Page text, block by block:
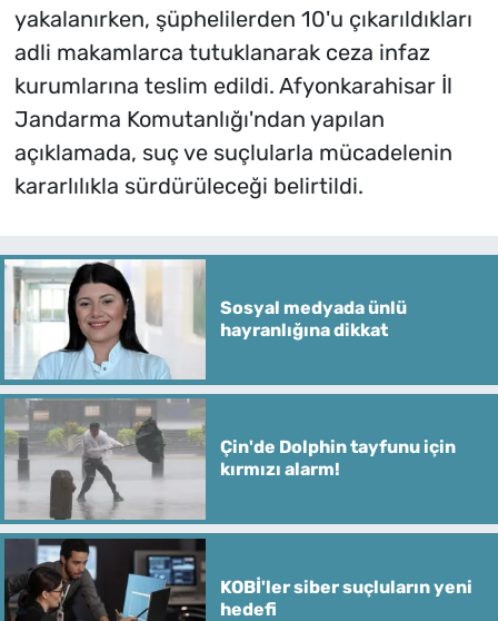
yakalanırken, şüphelilerden 10'u çıkarıldıkları
adli makamlarca tutuklanarak ceza infaz
kurumlarına teslim edildi. Afyonkarahisar İl
Jandarma Komutanlığı'ndan yapılan
açıklamada, suç ve suçlularla mücadelenin
kararlılıkla sürdürüleceği belirtildi.
Sosyal medyada ünlü
hayranlığına dikkat
Çin'de Dolphin tayfunu için
kırmızı alarm!
KOBİ'ler siber suçluların yeni
hedefi